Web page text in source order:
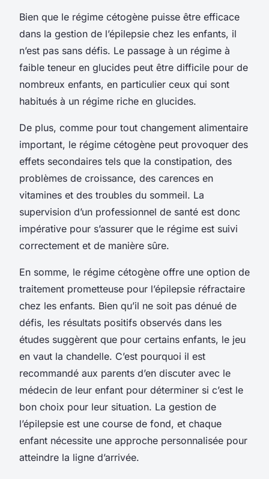
Bien que le régime cétogène puisse être efficace
dans la gestion de l’épilepsie chez les enfants, il
n’est pas sans défis. Le passage à un régime à
faible teneur en glucides peut être difficile pour de
nombreux enfants, en particulier ceux qui sont
habitués à un régime riche en glucides.
De plus, comme pour tout changement alimentaire
important, le régime cétogène peut provoquer des
effets secondaires tels que la constipation, des
problèmes de croissance, des carences en
vitamines et des troubles du sommeil. La
supervision d’un professionnel de santé est donc
impérative pour s’assurer que le régime est suivi
correctement et de manière sûre.
En somme, le régime cétogène offre une option de
traitement prometteuse pour l’épilepsie réfractaire
chez les enfants. Bien qu’il ne soit pas dénué de
défis, les résultats positifs observés dans les
études suggèrent que pour certains enfants, le jeu
en vaut la chandelle. C’est pourquoi il est
recommandé aux parents d’en discuter avec le
médecin de leur enfant pour déterminer si c’est le
bon choix pour leur situation. La gestion de
l’épilepsie est une course de fond, et chaque
enfant nécessite une approche personnalisée pour
atteindre la ligne d’arrivée.